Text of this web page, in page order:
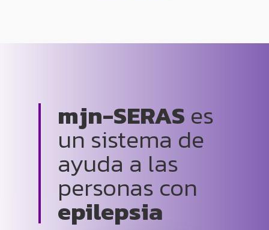
mjn-SERAS es
un sistema de
ayuda a las
personas con
epilepsia